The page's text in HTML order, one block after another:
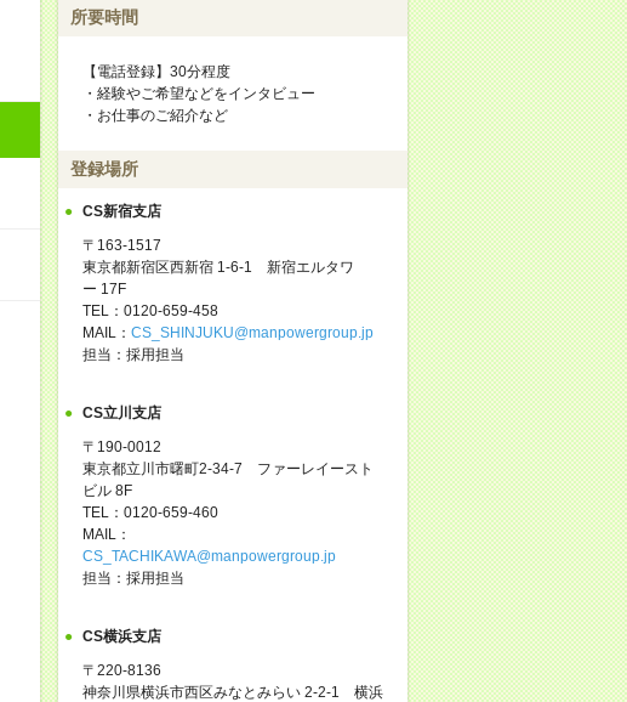
所要時間
【電話登録】30分程度
・経験やご希望などをインタビュー
・お仕事のご紹介など
登録場所
CS新宿支店
〒163-1517
東京都新宿区西新宿 1-6-1 新宿エルタワ
ー 17F
TEL：0120-659-458
MAIL： CS_SHINJUKU@manpowergroup.jp
担当：採用担当
CS立川支店
〒190-0012
東京都立川市曙町2-34-7 ファーレイースト
ビル 8F
TEL：0120-659-460
MAIL：
CS_TACHIKAWA@manpowergroup.jp
担当：採用担当
CS横浜支店
〒220-8136
神奈川県横浜市西区みなとみらい 2-2-1 横浜